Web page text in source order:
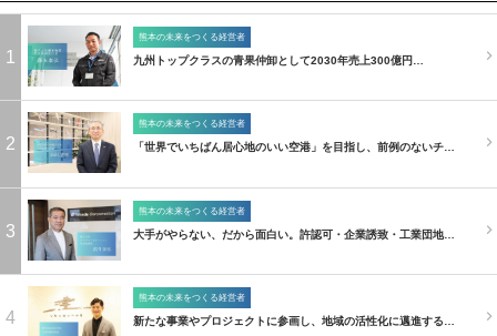
1
熊本の未来をつくる経営者
九州トップクラスの青果仲卸として2030年売上300億円…
2
熊本の未来をつくる経営者
「世界でいちばん居心地のいい空港」を目指し、前例のないチ…
3
熊本の未来をつくる経営者
大手がやらない、だから面白い。許認可・企業誘致・工業団地…
4
熊本の未来をつくる経営者
新たな事業やプロジェクトに参画し、地域の活性化に邁進する…